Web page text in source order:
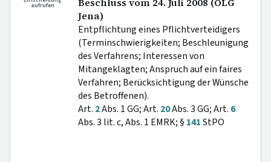
aufrufen
Beschluss vom 24. Juli 2008 (OLG
Jena)
Entpflichtung eines Pflichtverteidigers
(Terminschwierigkeiten; Beschleunigung
des Verfahrens; Interessen von
Mitangeklagten; Anspruch auf ein faires
Verfahren; Berücksichtigung der Wünsche
des Betroffenen).
Art. 2Abs. 1 GG; Art. 20Abs. 3 GG; Art. 6
Abs. 3 lit. c, Abs. 1 EMRK; § 141StPO